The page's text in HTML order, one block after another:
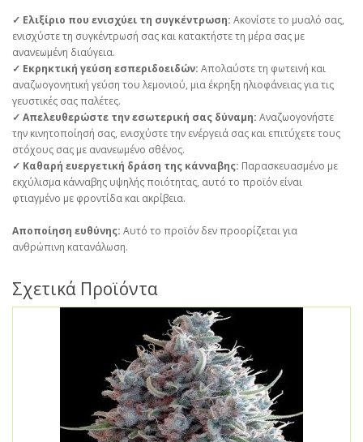
✓ Ελιξίριο που ενισχύει τη συγκέντρωση: Ακονίστε το μυαλό σας,
ενισχύστε τη συγκέντρωσή σας και κατακτήστε τη μέρα σας με
ανανεωμένη διαύγεια.
✓ Εκρηκτική γεύση εσπεριδοειδών: Απολαύστε τη φωτεινή και
αναζωογονητική γεύση του λεμονιού, μια έκρηξη ηλιοφάνειας για τις
γευστικές σας παλέτες.
✓ Απελευθερώστε την εσωτερική σας δύναμη: Αναζωογονήστε
την κινητοποίησή σας, ενισχύστε την ενέργειά σας και επιτύχετε τους
στόχους σας με ανανεωμένο σθένος.
✓ Καθαρή ευεργετική δράση της κάνναβης: Παρασκευασμένο με
εκχύλισμα κάνναβης υψηλής ποιότητας, αυτό το προϊόν είναι
φτιαγμένο με φροντίδα και ακρίβεια.
Αποποίηση ευθύνης: Αυτό το προϊόν δεν προορίζεται για
ανθρώπινη κατανάλωση.
Σχετικά Προϊόντα